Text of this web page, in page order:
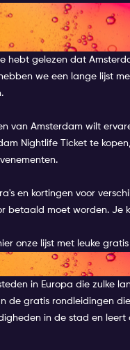
LEUKSTE
hebt gelezen dat
we een lange lijst
van Amsterdam wilt
Nightlife Ticket te
en kortingen voor
betaald moet worden. Je
onze lijst met leuke
EEN GRATIS
in Europa die zulke
de gratis rondleidingen
in de stad en